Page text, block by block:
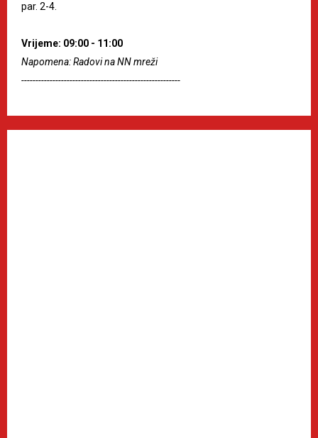
par. 2-4.
Vrijeme: 09:00 - 11:00
Napomena: Radovi na NN mreži
--------------------------------------------------------